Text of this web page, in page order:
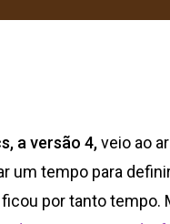
a versão 4,veio ao
um tempo para
por tanto tempo.